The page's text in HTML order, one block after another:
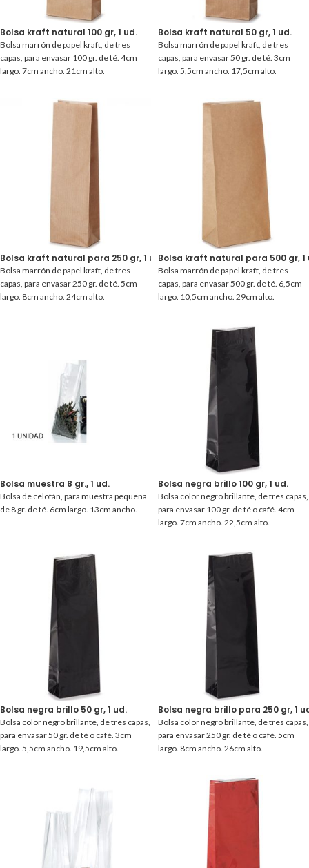
Bolsa kraft natural 100 gr, 1 ud.
Bolsa marrón de papel kraft, de tres
capas, para envasar 100 gr. de té. 4cm
largo. 7cm ancho. 21cm alto.
Bolsa kraft natural 50 gr, 1 ud.
Bolsa marrón de papel kraft, de tres
capas, para envasar 50 gr. de té. 3cm
largo. 5,5cm ancho. 17,5cm alto.
Bolsa kraft natural para 250 gr, 1 ud.
Bolsa marrón de papel kraft, de tres
capas, para envasar 250 gr. de té. 5cm
largo. 8cm ancho. 24cm alto.
Bolsa kraft natural para 500 gr, 1
Bolsa marrón de papel kraft, de tres
capas, para envasar 500 gr. de té. 6,5cm
largo. 10,5cm ancho. 29cm alto.
Bolsa muestra 8 gr., 1 ud.
Bolsa de celofán, para muestra pequeña
de 8 gr. de té. 6cm largo. 13cm ancho.
Bolsa negra brillo 100 gr, 1 ud.
Bolsa color negro brillante, de tres capas,
para envasar 100 gr. de té o café. 4cm
largo. 7cm ancho. 22,5cm alto.
Bolsa negra brillo 50 gr, 1 ud.
Bolsa color negro brillante, de tres capas,
para envasar 50 gr. de té o café. 3cm
largo. 5,5cm ancho. 19,5cm alto.
Bolsa negra brillo para 250 gr, 1
Bolsa color negro brillante, de tres capas,
para envasar 250 gr. de té o café. 5cm
largo. 8cm ancho. 26cm alto.